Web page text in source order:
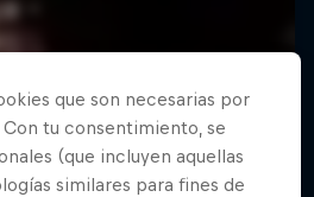
que son necesarias por
tu consentimiento, se
(que incluyen aquellas
similares para fines de